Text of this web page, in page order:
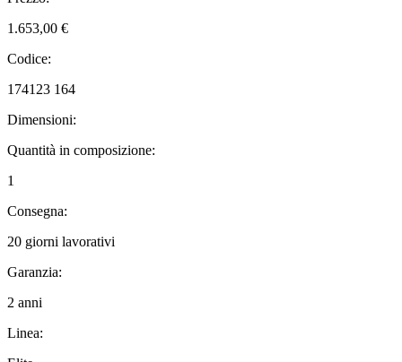
1.653,00 €
Codice:
174123 164
Dimensioni:
Quantità in composizione:
1
Consegna:
20 giorni lavorativi
Garanzia:
2 anni
Linea: